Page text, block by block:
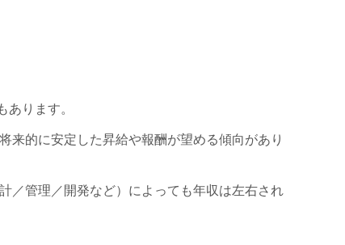
ります。
来的に安定した昇給や報酬が望める傾向があり
／管理／開発など）によっても年収は左右され